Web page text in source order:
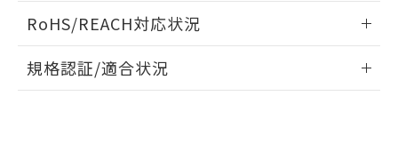
ドすることができます。
ログイン/会員登録
RoHS/REACH対応状況
EU RoHS 注意事項・凡例
規格認証/適合状況
指します。
ものではありません。
また、RoHS指令のフタル酸エステル類４
荷製品に未対応品が混在することから備考
欄に対応日を記載しておりました。